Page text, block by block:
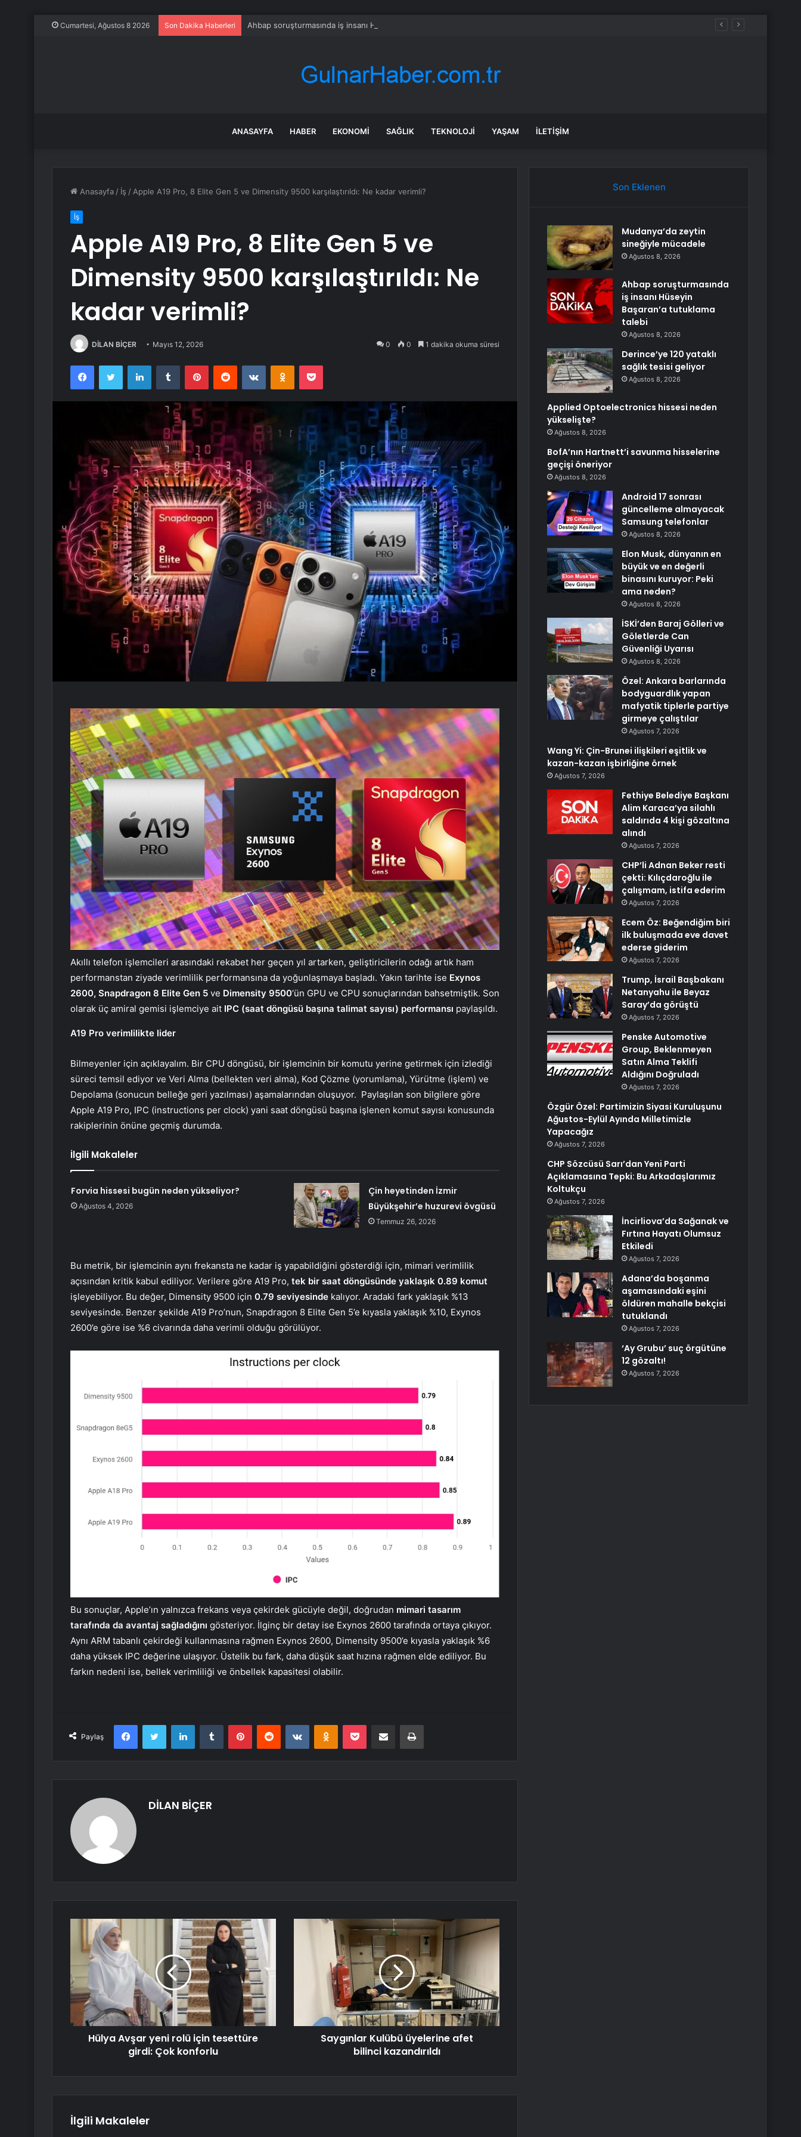
Cumartesi, Ağustos 8 2026 Son Dakika Haberleri Ahbap soruşturmasında iş insanı Hüseyin Başaran’a tutuklama talebi
ANASAYFA HABER EKONOMI SAĞLIK TEKNOLOJI YAŞAM İLETIŞIM
Anasayfa / İş / Apple A19 Pro, 8 Elite Gen 5 ve Dimensity 9500 karşılaştırıldı: Ne kadar verimli?
İş
Apple A19 Pro, 8 Elite Gen 5 ve
Dimensity 9500 karşılaştırıldı: Ne
kadar verimli?
DİLAN BİÇER Mayıs 12, 2026 0 0 1 dakika okuma süresi
FacebookTwitter LinkedInTumblr PinterestReddit VKontakteOdnoklassniki
Pocket
Akıllı telefon işlemcileri arasındaki rekabet her geçen yıl artarken, geliştiricilerin odağı artık ham
performanstan ziyade verimlilik performansına da yoğunlaşmaya başladı. Yakın tarihte ise Exynos
2600, Snapdragon 8 Elite Gen 5 ve Dimensity 9500‘ün GPU ve CPU sonuçlarından bahsetmiştik. Son
olarak üç amiral gemisi işlemciye ait IPC (saat döngüsü başına talimat sayısı) performansı paylaşıldı.
A19 Pro verimlilikte lider
Bilmeyenler için açıklayalım. Bir CPU döngüsü, bir işlemcinin bir komutu yerine getirmek için izlediği
süreci temsil ediyor ve Veri Alma (bellekten veri alma), Kod Çözme (yorumlama), Yürütme (işlem) ve
Depolama (sonucun belleğe geri yazılması) aşamalarından oluşuyor. Paylaşılan son bilgilere göre
Apple A19 Pro, IPC (instructions per clock) yani saat döngüsü başına işlenen komut sayısı konusunda
rakiplerinin önüne geçmiş durumda.
İlgili Makaleler
Forvia hissesi bugün neden yükseliyor?
Ağustos 4, 2026
Çin heyetinden İzmir
Büyükşehir’e huzurevi övgüsü
Temmuz 26, 2026
Bu metrik, bir işlemcinin aynı frekansta ne kadar iş yapabildiğini gösterdiği için, mimari verimlilik
açısından kritik kabul ediliyor. Verilere göre A19 Pro, tek bir saat döngüsünde yaklaşık 0.89 komut
işleyebiliyor. Bu değer, Dimensity 9500 için 0.79 seviyesinde kalıyor. Aradaki fark yaklaşık %13
seviyesinde. Benzer şekilde A19 Pro’nun, Snapdragon 8 Elite Gen 5’e kıyasla yaklaşık %10, Exynos
2600’e göre ise %6 civarında daha verimli olduğu görülüyor.
Bu sonuçlar, Apple’ın yalnızca frekans veya çekirdek gücüyle değil, doğrudan mimari tasarım
tarafında da avantaj sağladığını gösteriyor. İlginç bir detay ise Exynos 2600 tarafında ortaya çıkıyor.
Aynı ARM tabanlı çekirdeği kullanmasına rağmen Exynos 2600, Dimensity 9500’e kıyasla yaklaşık %6
daha yüksek IPC değerine ulaşıyor. Üstelik bu fark, daha düşük saat hızına rağmen elde ediliyor. Bu
farkın nedeni ise, bellek verimliliği ve önbellek kapasitesi olabilir.
Paylaş
FacebookTwitter LinkedInTumblr PinterestReddit VKontakteOdnoklassniki
Pocket E-Posta ile paylaş Yazdır
DİLAN BİÇER
Hülya Avşar yeni rolü için tesettüre
girdi: Çok konforlu
Saygınlar Kulübü üyelerine afet
bilinci kazandırıldı
İlgili Makaleler
Son Eklenen
Mudanya’da zeytin
sineğiyle mücadele
Ağustos 8, 2026
Ahbap soruşturmasında
iş insanı Hüseyin
Başaran’a tutuklama
talebi
Ağustos 8, 2026
Derince’ye 120 yataklı
sağlık tesisi geliyor
Ağustos 8, 2026
Applied Optoelectronics hissesi neden
yükselişte?
Ağustos 8, 2026
BofA’nın Hartnett’i savunma hisselerine
geçişi öneriyor
Ağustos 8, 2026
Android 17 sonrası
güncelleme almayacak
Samsung telefonlar
Ağustos 8, 2026
Elon Musk, dünyanın en
büyük ve en değerli
binasını kuruyor: Peki
ama neden?
Ağustos 8, 2026
İSKİ’den Baraj Gölleri ve
Göletlerde Can
Güvenliği Uyarısı
Ağustos 8, 2026
Özel: Ankara barlarında
bodyguardlık yapan
mafyatik tiplerle partiye
girmeye çalıştılar
Ağustos 7, 2026
Wang Yi: Çin-Brunei ilişkileri eşitlik ve
kazan-kazan işbirliğine örnek
Ağustos 7, 2026
Fethiye Belediye Başkanı
Alim Karaca’ya silahlı
saldırıda 4 kişi gözaltına
alındı
Ağustos 7, 2026
CHP’li Adnan Beker resti
çekti: Kılıçdaroğlu ile
çalışmam, istifa ederim
Ağustos 7, 2026
Ecem Öz: Beğendiğim biri
ilk buluşmada eve davet
ederse giderim
Ağustos 7, 2026
Trump, İsrail Başbakanı
Netanyahu ile Beyaz
Saray’da görüştü
Ağustos 7, 2026
Penske Automotive
Group, Beklenmeyen
Satın Alma Teklifi
Aldığını Doğruladı
Ağustos 7, 2026
Özgür Özel: Partimizin Siyasi Kuruluşunu
Ağustos-Eylül Ayında Milletimizle
Yapacağız
Ağustos 7, 2026
CHP Sözcüsü Sarı’dan Yeni Parti
Açıklamasına Tepki: Bu Arkadaşlarımız
Koltukçu
Ağustos 7, 2026
İncirliova’da Sağanak ve
Fırtına Hayatı Olumsuz
Etkiledi
Ağustos 7, 2026
Adana’da boşanma
aşamasındaki eşini
öldüren mahalle bekçisi
tutuklandı
Ağustos 7, 2026
‘Ay Grubu’ suç örgütüne
12 gözaltı!
Ağustos 7, 2026